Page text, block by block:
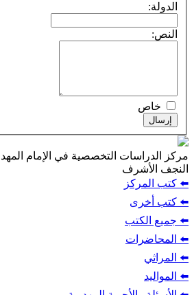
الدولة:
النص:
خاص
إرسال
مركز الدراسات التخصصية في الإمام
النجف الأشرف
⬅️ كتب المركز
⬅️ كتب أخرى
⬅️ جميع الكتب
⬅️ المحاضرات
⬅️ المراثي
⬅️ المواليد